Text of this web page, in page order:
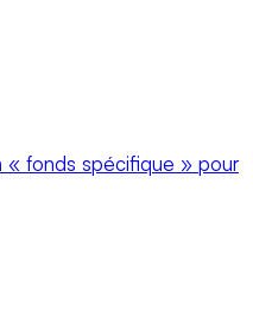
« fonds spécifique » pour